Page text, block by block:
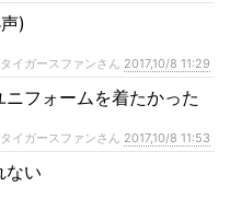
)
イガースファンさん 2017,10/8 11:29
ニフォームを着たかった
イガースファンさん 2017,10/8 11:53
ない